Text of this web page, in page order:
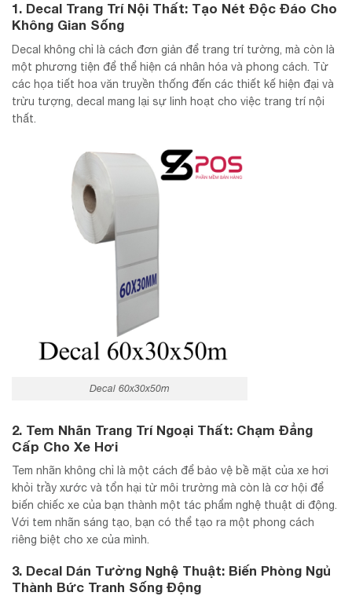
1. Decal Trang Trí Nội Thất: Tạo Nét Độc Đáo Cho
Không Gian Sống
Decal không chỉ là cách đơn giản để trang trí tường, mà còn là
một phương tiện để thể hiện cá nhân hóa và phong cách. Từ
các họa tiết hoa văn truyền thống đến các thiết kế hiện đại và
trừu tượng, decal mang lại sự linh hoạt cho việc trang trí nội
thất.
Decal 60x30x50m
2. Tem Nhãn Trang Trí Ngoại Thất: Chạm Đẳng
Cấp Cho Xe Hơi
Tem nhãn không chỉ là một cách để bảo vệ bề mặt của xe hơi
khỏi trầy xước và tổn hại từ môi trường mà còn là cơ hội để
biến chiếc xe của bạn thành một tác phẩm nghệ thuật di động.
Với tem nhãn sáng tạo, bạn có thể tạo ra một phong cách
riêng biệt cho xe của mình.
3. Decal Dán Tường Nghệ Thuật: Biến Phòng Ngủ
Thành Bức Tranh Sống Động